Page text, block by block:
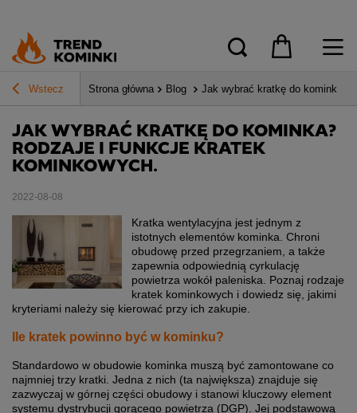
Wstecz Strona główna Blog Jak wybrać kratkę do kominka?
JAK WYBRAĆ KRATKĘ DO KOMINKA?
RODZAJE I FUNKCJE KRATEK
KOMINKOWYCH.
2022-08-08
Kratka wentylacyjna jest jednym z
istotnych elementów kominka. Chroni
obudowę przed przegrzaniem, a także
zapewnia odpowiednią cyrkulację
powietrza wokół paleniska. Poznaj rodzaje
kratek kominkowych i dowiedz się, jakimi
kryteriami należy się kierować przy ich zakupie.
Ile kratek powinno być w kominku?
Standardowo w obudowie kominka muszą być zamontowane co
najmniej trzy kratki. Jedna z nich (ta największa) znajduje się
zazwyczaj w górnej części obudowy i stanowi kluczowy element
systemu dystrybucji gorącego powietrza (DGP). Jej podstawową